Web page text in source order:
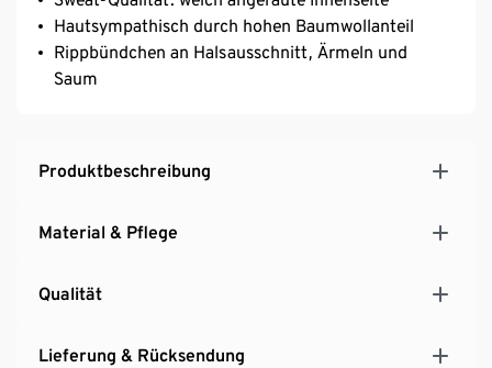
Hautsympathisch durch hohen Baumwollanteil
Rippbündchen an Halsausschnitt, Ärmeln und
Saum
Produktbeschreibung
Material & Pflege
Qualität
Lieferung & Rücksendung